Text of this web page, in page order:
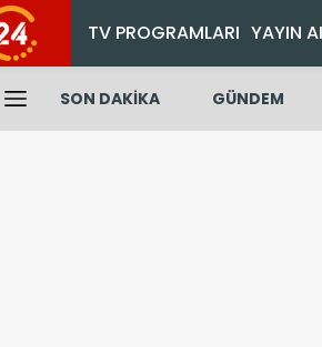
TV PROGRAMLARI YAYIN
SON DAKİKA GÜNDEM